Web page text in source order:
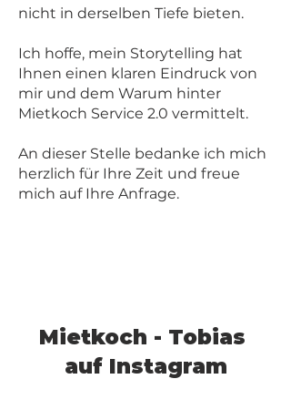
nicht in derselben Tiefe bieten.
Ich hoffe, mein Storytelling hat
Ihnen einen klaren Eindruck von
mir und dem Warum hinter
Mietkoch Service 2.0 vermittelt.
An dieser Stelle bedanke ich mich
herzlich für Ihre Zeit und freue
mich auf Ihre Anfrage.
Mietkoch - Tobias
auf Instagram